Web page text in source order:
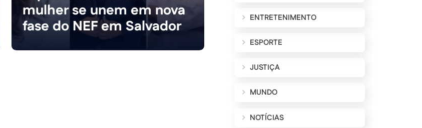
mulher se unem em nova
fase do NEF em Salvador
ENTRETENIMENTO
ESPORTE
JUSTIÇA
MUNDO
NOTÍCIAS